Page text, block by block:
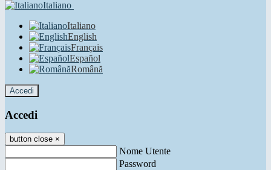
Italiano
Italiano
English
Français
Español
Română
Accedi
Accedi
button close ×
Nome Utente
Password